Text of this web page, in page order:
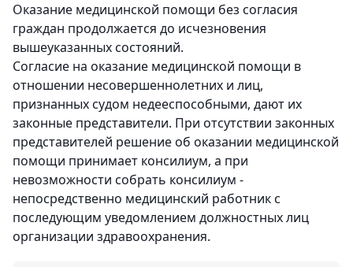
Оказание медицинской помощи без согласия
граждан продолжается до исчезновения
вышеуказанных состояний.
Согласие на оказание медицинской помощи в
отношении несовершеннолетних и лиц,
признанных судом недееспособными, дают их
законные представители. При отсутствии законных
представителей решение об оказании медицинской
помощи принимает консилиум, а при
невозможности собрать консилиум -
непосредственно медицинский работник с
последующим уведомлением должностных лиц
организации здравоохранения.